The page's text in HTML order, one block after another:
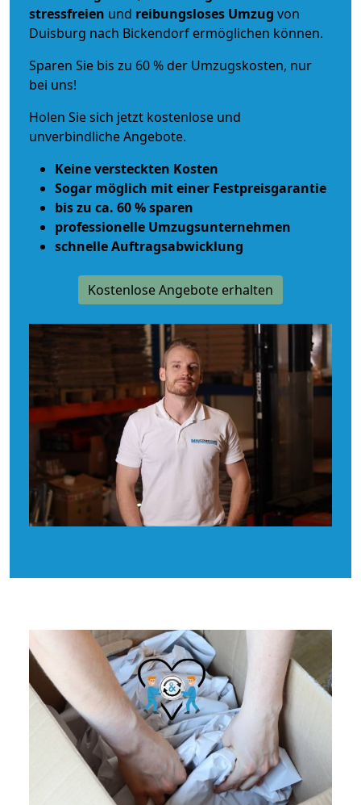
stressfreien und reibungsloses Umzug von
Duisburg nach Bickendorf ermöglichen können.
Sparen Sie bis zu 60 % der Umzugskosten, nur
bei uns!
Holen Sie sich jetzt kostenlose und
unverbindliche Angebote.
Keine versteckten Kosten
Sogar möglich mit einer Festpreisgarantie
bis zu ca. 60 % sparen
professionelle Umzugsunternehmen
schnelle Auftragsabwicklung
Kostenlose Angebote erhalten